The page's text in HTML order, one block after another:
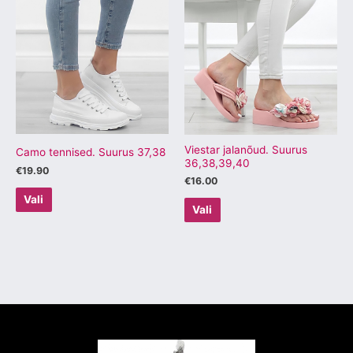
Camo tennised. Suurus 37,38
€19.90
Vali
tootel
on
mitu
varianti.
Valikuid
saab
teha
tootelehel.
Viestar jalanõud. Suurus
36,38,39,40
€16.00
Vali
mitu
varianti.
Valikuid
saab
tootelehel.